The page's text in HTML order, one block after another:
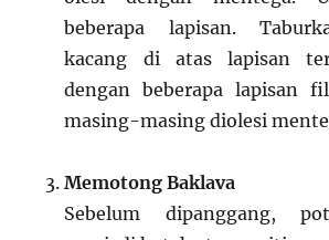
beberapa lapisan.
kacang di atas lapisan
dengan beberapa lapisan
masing-masing diolesi
Memotong Baklava
Sebelum dipanggang,